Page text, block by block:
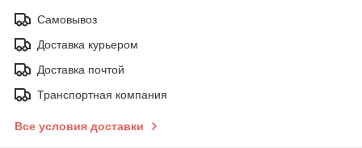
Самовывоз
Доставка курьером
Доставка почтой
Транспортная компания
Все условия доставки